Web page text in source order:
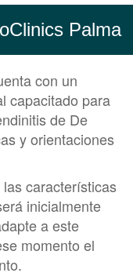
Palma
con un
capacitado para
de De
y orientaciones
características
inicialmente
a este
momento el